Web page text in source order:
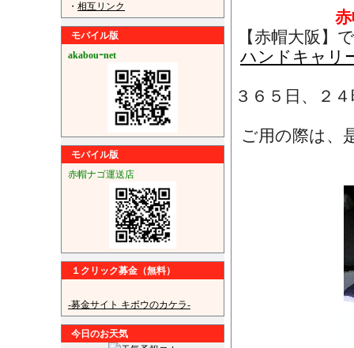
・ 相互リンク
モバイル版
akabouｰnet
モバイル版
赤帽ナゴ運送店
１クリック募金（無料）
-募金サイト キボウのカケラ-
今日のお天気
【赤帽大阪】
ハンドキャリ
３６５日、２
ご用の際は、